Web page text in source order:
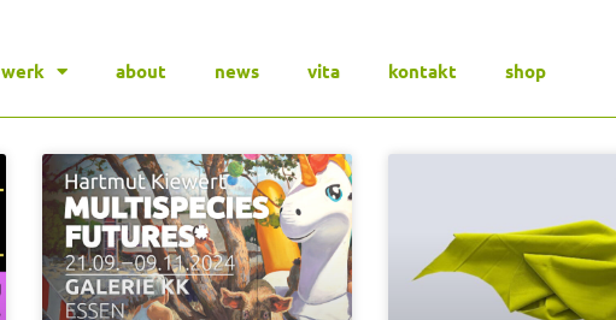
werk about news vita kontakt shop
SeiteSeiteSeiteSeiteSeiteSeiteSeiteSeiteSeiteSeiteSeiteSeite